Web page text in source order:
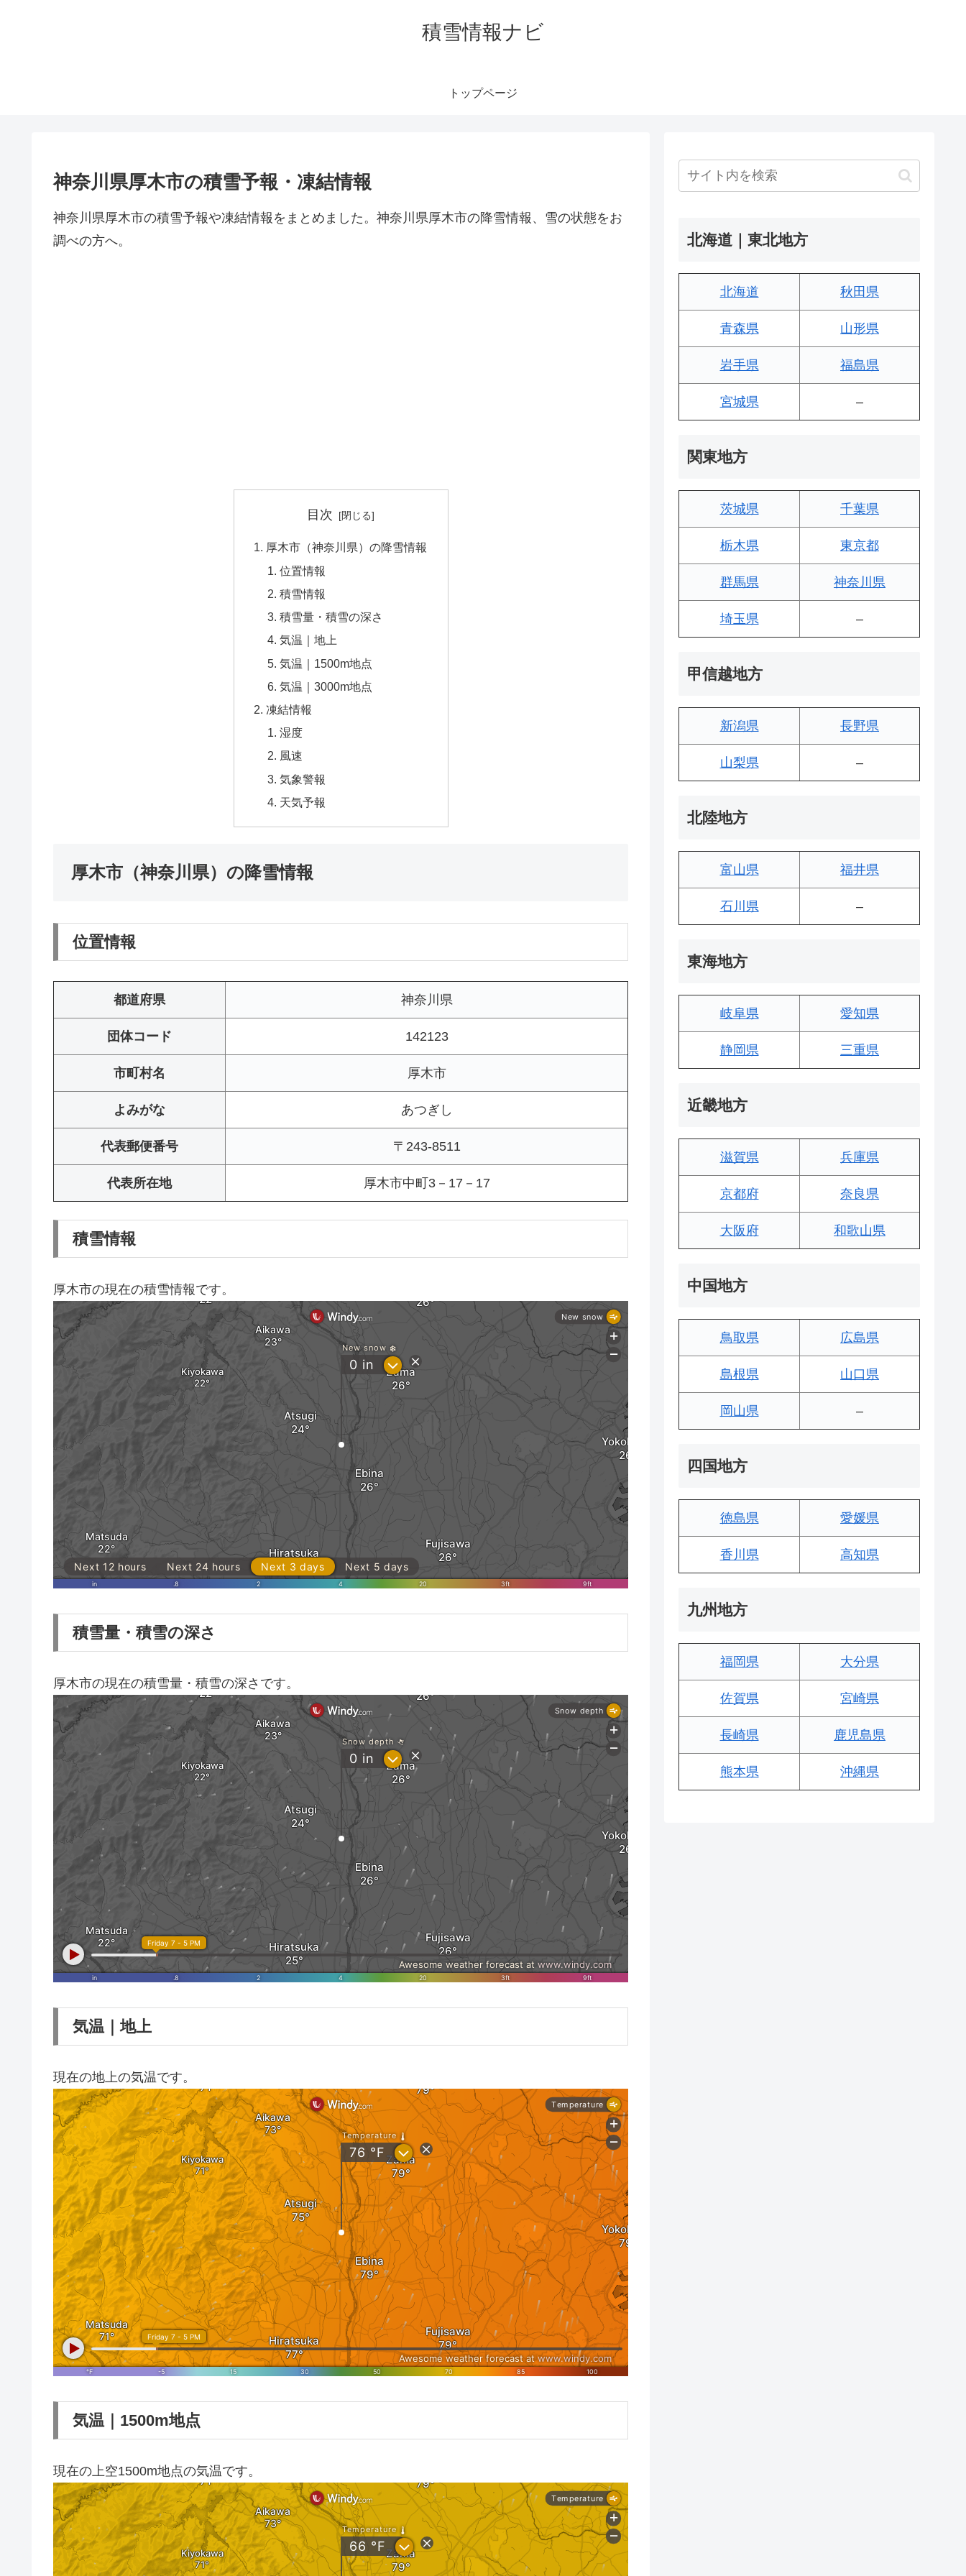
積雪情報ナビ
トップページ
神奈川県厚木市の積雪予報・凍結情報
神奈川県厚木市の積雪予報や凍結情報をまとめました。神奈川県厚木市の降雪情報、雪の状態をお
調べの方へ。
目次
厚木市（神奈川県）の降雪情報
位置情報
積雪情報
積雪量・積雪の深さ
気温｜地上
気温｜1500m地点
気温｜3000m地点
凍結情報
湿度
風速
気象警報
天気予報
厚木市（神奈川県）の降雪情報
位置情報
都道府県 神奈川県
団体コード 142123
市町村名 厚木市
よみがな あつぎし
代表郵便番号 〒243-8511
代表所在地 厚木市中町3－17－17
積雪情報
厚木市の現在の積雪情報です。
積雪量・積雪の深さ
厚木市の現在の積雪量・積雪の深さです。
気温｜地上
現在の地上の気温です。
気温｜1500m地点
現在の上空1500m地点の気温です。
北海道｜東北地方
北海道 秋田県
青森県 山形県
岩手県 福島県
宮城県 –
関東地方
茨城県 千葉県
栃木県 東京都
群馬県 神奈川県
埼玉県 –
甲信越地方
新潟県 長野県
山梨県 –
北陸地方
富山県 福井県
石川県 –
東海地方
岐阜県 愛知県
静岡県 三重県
近畿地方
滋賀県 兵庫県
京都府 奈良県
大阪府 和歌山県
中国地方
鳥取県 広島県
島根県 山口県
岡山県 –
四国地方
徳島県 愛媛県
香川県 高知県
九州地方
福岡県 大分県
佐賀県 宮崎県
長崎県 鹿児島県
熊本県 沖縄県